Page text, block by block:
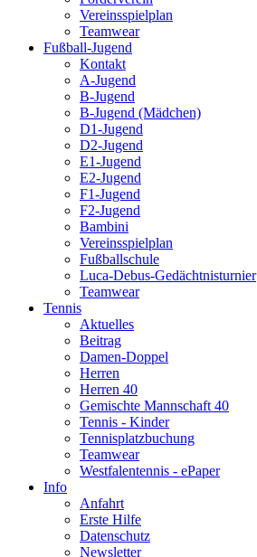
Vereinsspielplan
Teamwear
Fußball-Jugend
Kontakt
A-Jugend
B-Jugend
B-Jugend (Mädchen)
D1-Jugend
D2-Jugend
E1-Jugend
E2-Jugend
F1-Jugend
F2-Jugend
Bambini
Vereinsspielplan
Fußballschule
Luca-Debus-Gedächtnisturnier
Teamwear
Tennis
Aktuelles
Beitrag
Damen-Doppel
Herren
Herren 40
Gemischte Mannschaft 40
Tennis - Kinder
Tennisplatzbuchung
Teamwear
Westfalentennis - ePaper
Info
Anfahrt
Erste Hilfe
Datenschutz
Newsletter